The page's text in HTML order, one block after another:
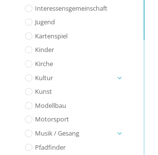
Interessensgemeinschaft
Jugend
Kartenspiel
Kinder
Kirche
Kultur
Kunst
Modellbau
Motorsport
Musik / Gesang
Pfadfinder